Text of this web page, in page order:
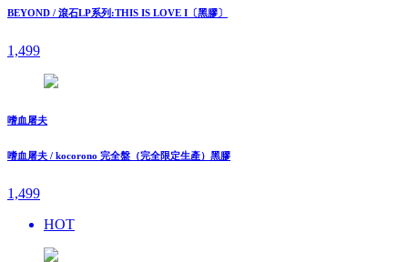
BEYOND / 滾石LP系列:THIS IS LOVE I〔黑膠〕
1,499
嗜血屠夫
嗜血屠夫 / kocorono 完全盤（完全限定生產）黑膠
1,499
HOT